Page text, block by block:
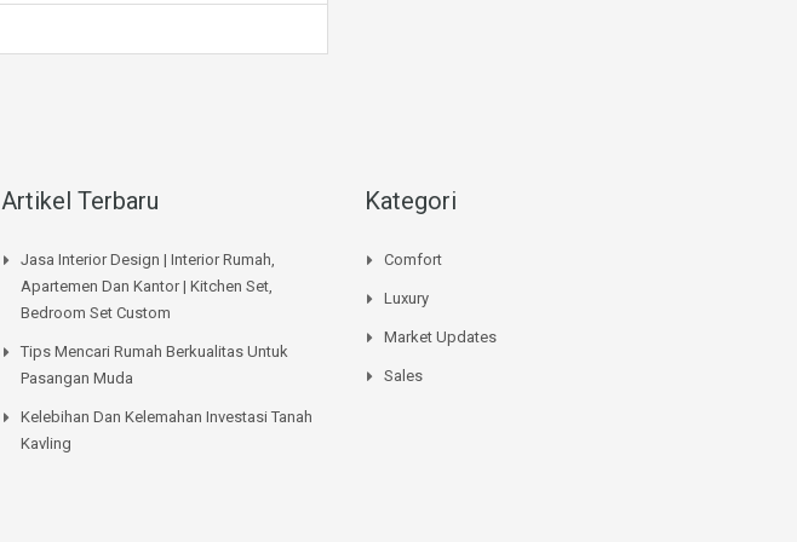
Artikel Terbaru
Jasa Interior Design | Interior Rumah,
Apartemen Dan Kantor | Kitchen Set,
Bedroom Set Custom
Tips Mencari Rumah Berkualitas Untuk
Pasangan Muda
Kelebihan Dan Kelemahan Investasi Tanah
Kavling
Kategori
Comfort
Luxury
Market Updates
Sales